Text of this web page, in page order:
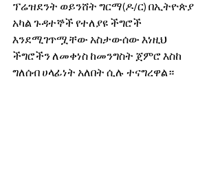
ፕሬዝደንት ወይንሸት ግርማ(ዶ/ር) በኢትዮጵያ
አካል ጉዳተኞች የተለያዩ ችግሮች
እንደሚገጥሟቸው አስታውሰው እነዚህ
ችግሮችን ለመቀነስ ከመንግስት ጀምሮ እስከ
ግለሰብ ሀላፊነት አለበት ሲሉ ተናግረዋል።